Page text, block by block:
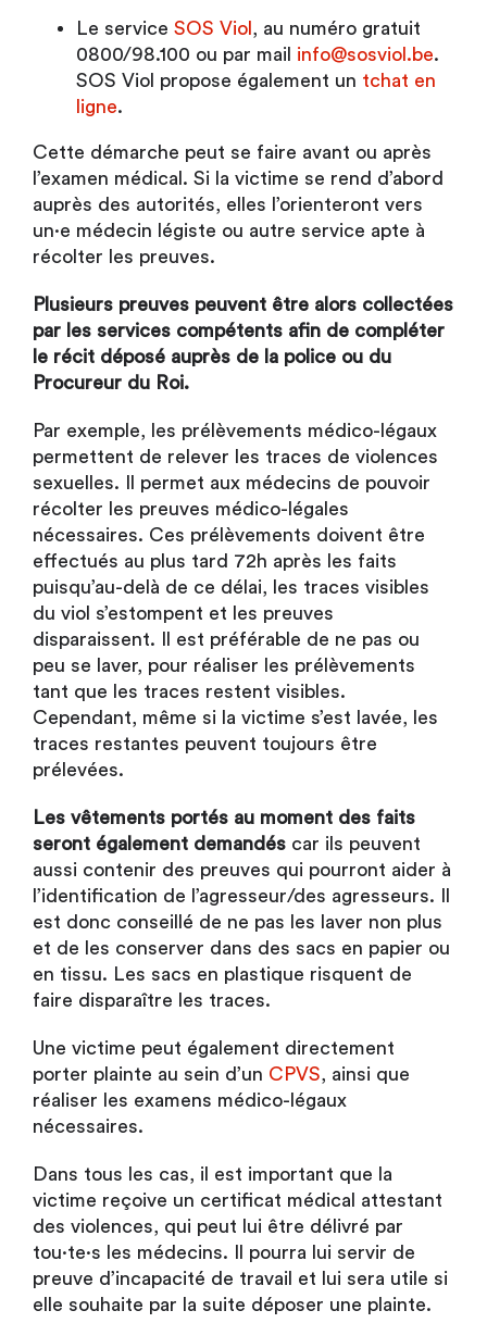
Le service SOS Viol , au numéro gratuit
0800/98.100 ou par mail info@sosviol.be.
SOS Viol propose également un tchat en
ligne.
Cette démarche peut se faire avant ou après
l’examen médical. Si la victime se rend d’abord
auprès des autorités, elles l’orienteront vers
un·e médecin légiste ou autre service apte à
récolter les preuves.
Plusieurs preuves peuvent être alors collectées
par les services compétents afin de compléter
le récit déposé auprès de la police ou du
Procureur du Roi.
Par exemple, les prélèvements médico-légaux
permettent de relever les traces de violences
sexuelles. Il permet aux médecins de pouvoir
récolter les preuves médico-légales
nécessaires. Ces prélèvements doivent être
effectués au plus tard 72h après les faits
puisqu’au-delà de ce délai, les traces visibles
du viol s’estompent et les preuves
disparaissent. Il est préférable de ne pas ou
peu se laver, pour réaliser les prélèvements
tant que les traces restent visibles.
Cependant, même si la victime s’est lavée, les
traces restantes peuvent toujours être
prélevées.
Les vêtements portés au moment des faits
seront également demandés car ils peuvent
aussi contenir des preuves qui pourront aider à
l’identification de l’agresseur/des agresseurs. Il
est donc conseillé de ne pas les laver non plus
et de les conserver dans des sacs en papier ou
en tissu. Les sacs en plastique risquent de
faire disparaître les traces.
Une victime peut également directement
porter plainte au sein d’un CPVS, ainsi que
réaliser les examens médico-légaux
nécessaires.
Dans tous les cas, il est important que la
victime reçoive un certificat médical attestant
des violences, qui peut lui être délivré par
tou·te·s les médecins. Il pourra lui servir de
preuve d’incapacité de travail et lui sera utile si
elle souhaite par la suite déposer une plainte.